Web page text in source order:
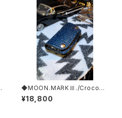
◆MOON.MARKⅢ./Crocodil
e. Coin Case.xxx. Deep'Cy
an.Edition
¥18,800